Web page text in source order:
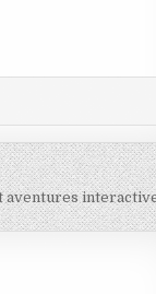
aventures